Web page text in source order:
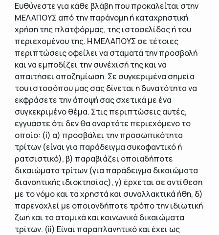
Ευθύνεστε για κάθε βλάβη που προκαλείται στην
ΜΕΛΑΠΟΥΣ από την παράνομη ή καταχρηστική
χρήση της πλατφόρμας, της ιστοσελίδας ή του
περιεχομένου της. Η ΜΕΛΑΠΟΥΣ σε τέτοιες
περιπτώσεις οφείλει να σταματά την προσβολή
και να εμποδίζει την συνέχισή της και να
απαιτήσει αποζημίωση. Σε συγκεριμένα σημεία
του ιστοσόπου μας σας δίνεται η δυνατότητα να
εκφράσετε την άποψή σας σχετικά με ένα
συγκεκριμένο θέμα. Στις περιπτώσεις αυτές,
εγγυάστε ότι δεν θα αναρτάτε περιεχόμενο το
οποίο: (i) α) προσβάλει την προσωπικότητα
τρίτων (είναι για παράδειγμα συκοφαντικό ή
ρατσιστικό), β) παραβιάζει οποιαδήποτε
δικαιώματα τρίτων (για παράδειγμα δικαιώματα
διανοητικής ιδιοκτησίας), γ) έρχεται σε αντίθεση
με το νόμο και τα χρηστά και συναλλακτικά ήθη, δ)
παρενοχλεί με οποιονδήποτε τρόπο την ιδιωτική
ζωή και τα ατομικά και κοινωνικά δικαιώματα
τρίτων. (ii) Είναι παραπλανητικό και έχει ως